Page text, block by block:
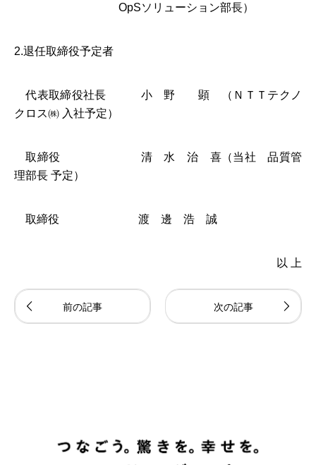
OpSソリューション部長）
2.退任取締役予定者
代表取締役社長 小 野 顕 （ＮＴＴテクノ
クロス㈱ 入社予定）
取締役 清 水 治 喜（当社 品質管
理部長 予定）
取締役 渡 邊 浩 誠
以 上